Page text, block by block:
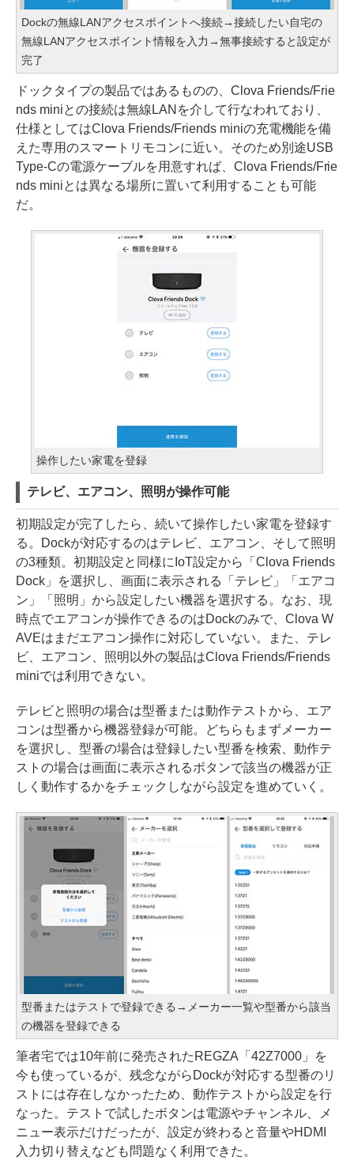
Dockの無線LANアクセスポイントへ接続→接続したい自宅の
無線LANアクセスポイント情報を入力→無事接続すると設定が
完了
ドックタイプの製品ではあるものの、Clova Friends/Frie
nds miniとの接続は無線LANを介して行なわれており、
仕様としてはClova Friends/Friends miniの充電機能を備
えた専用のスマートリモコンに近い。そのため別途USB
Type-Cの電源ケーブルを用意すれば、Clova Friends/Frie
nds miniとは異なる場所に置いて利用することも可能
だ。
操作したい家電を登録
テレビ、エアコン、照明が操作可能
初期設定が完了したら、続いて操作したい家電を登録す
る。Dockが対応するのはテレビ、エアコン、そして照明
の3種類。初期設定と同様にIoT設定から「Clova Friends
Dock」を選択し、画面に表示される「テレビ」「エアコ
ン」「照明」から設定したい機器を選択する。なお、現
時点でエアコンが操作できるのはDockのみで、Clova W
AVEはまだエアコン操作に対応していない。また、テレ
ビ、エアコン、照明以外の製品はClova Friends/Friends
miniでは利用できない。
テレビと照明の場合は型番または動作テストから、エア
コンは型番から機器登録が可能。どちらもまずメーカー
を選択し、型番の場合は登録したい型番を検索、動作テ
ストの場合は画面に表示されるボタンで該当の機器が正
しく動作するかをチェックしながら設定を進めていく。
型番またはテストで登録できる→メーカー一覧や型番から該当
の機器を登録できる
筆者宅では10年前に発売されたREGZA「42Z7000」を
今も使っているが、残念ながらDockが対応する型番のリ
ストには存在しなかったため、動作テストから設定を行
なった。テストで試したボタンは電源やチャンネル、メ
ニュー表示だけだったが、設定が終わると音量やHDMI
入力切り替えなども問題なく利用できた。